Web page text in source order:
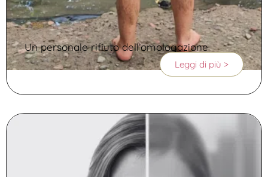
Un personale rifiuto dell’omologazione
Leggi di più >